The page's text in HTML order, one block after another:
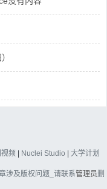
频 | Nuclei Studio | 大学计划
涉及版权问题_请联系管理员删